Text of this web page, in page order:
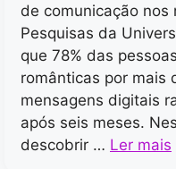
de comunicação nos
Pesquisas da
que 78% das
românticas por mais
mensagens digitais
após seis meses.
descobrir … Ler mais